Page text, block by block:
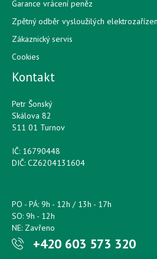
Garance vrácení peněz
Zpětný odběr vysloužilých
Zákaznický servis
Cookies
Kontakt
Petr Šonský
Skálova 82
511 01 Turnov
IČ: 16790448
DIČ: CZ6204131604
PO - PÁ: 9h - 12h / 13h - 17h
SO: 9h - 12h
NE: Zavřeno
+420 603 573 320